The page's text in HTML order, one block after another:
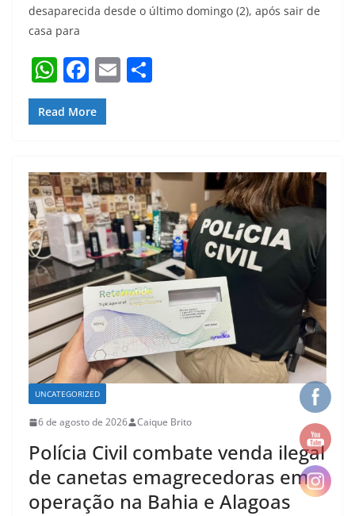
desaparecida desde o último domingo (2), após sair de
casa para
W
h
at
A
p
p
F
a
c
b
o
o
k
E
Read More
UNCATEGORIZED
6 de agosto de 2026 Caique Brito
Polícia Civil combate venda ilegal
de canetas emagrecedoras em
operação na Bahia e Alagoas